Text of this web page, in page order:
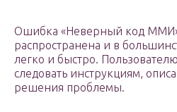
Ошибка «Неверный код
распространена и в
легко и быстро.
следовать инструкциям,
решения проблемы.